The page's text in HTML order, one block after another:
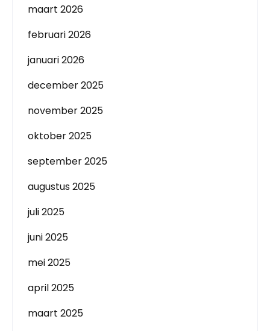
maart 2026
februari 2026
januari 2026
december 2025
november 2025
oktober 2025
september 2025
augustus 2025
juli 2025
juni 2025
mei 2025
april 2025
maart 2025